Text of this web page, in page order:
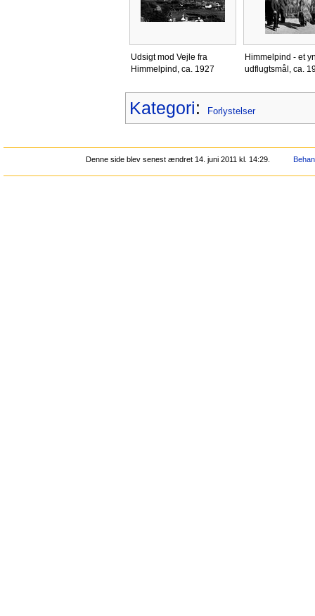
Udsigt mod Vejle fra
Himmelpind, ca. 1927
Himmelpind - et
udflugtsmål, ca.
Kategori: Forlystelser
Denne side blev senest ændret 14. juni 2011 kl. 14:29.